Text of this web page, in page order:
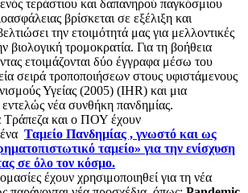
τεράστιου και δαπανηρού παγκόσμιου
βρίσκεται σε εξέλιξη και
την ετοιμότητά μας για μελλοντικές
βιολογική τρομοκρατία. Για τη βοήθεια
ετοιμάζονται δύο έγγραφα μέσω του
σειρά τροποποιήσεων στους υφιστάμενους
Υγείας (2005) (IHR) και μια
εντελώς νέα συνθήκη πανδημίας.
και ο ΠΟΥ έχουν
Ταμείο Πανδημίας , γνωστό και ως
ταμείο» για την ενίσχυση
σε όλο τον κόσμο.
έχουν χρησιμοποιηθεί για τη νέα